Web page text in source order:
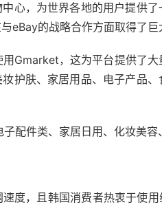
心，为世界各地的用户提供
eBay的战略合作方面取得了巨
Gmarket，这为平台提供了
护肤、家居用品、电子产品
配件类、家居日用、化妆美
度，且韩国消费者热衷于使